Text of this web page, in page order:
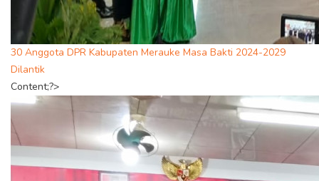
30 Anggota DPR Kabupaten Merauke Masa Bakti 2024-2029
Dilantik
Content;?>